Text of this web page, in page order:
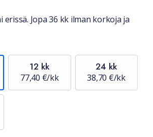
erissä. Jopa 36 kk ilman korkoja ja
12 kk
77,40 €/kk
24 kk
38,70 €/kk